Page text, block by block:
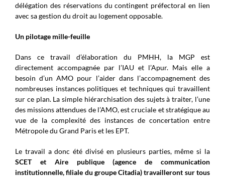
délégation des réservations du contingent préfectoral en lien
avec sa gestion du droit au logement opposable.
Un pilotage mille-feuille
Dans ce travail d’élaboration du PMHH, la MGP est
directement accompagnée par l’IAU et l’Apur. Mais elle a
besoin d’un AMO pour l’aider dans l’accompagnement des
nombreuses instances politiques et techniques qui travaillent
sur ce plan. La simple hiérarchisation des sujets à traiter, l’une
des missions attendues de l’AMO, est cruciale et stratégique au
vue de la complexité des instances de concertation entre
Métropole du Grand Paris et les EPT.
Le travail a donc été divisé en plusieurs parties, même si la
SCET et Aire publique (agence de communication
institutionnelle, filiale du groupe Citadia) travailleront sur tous